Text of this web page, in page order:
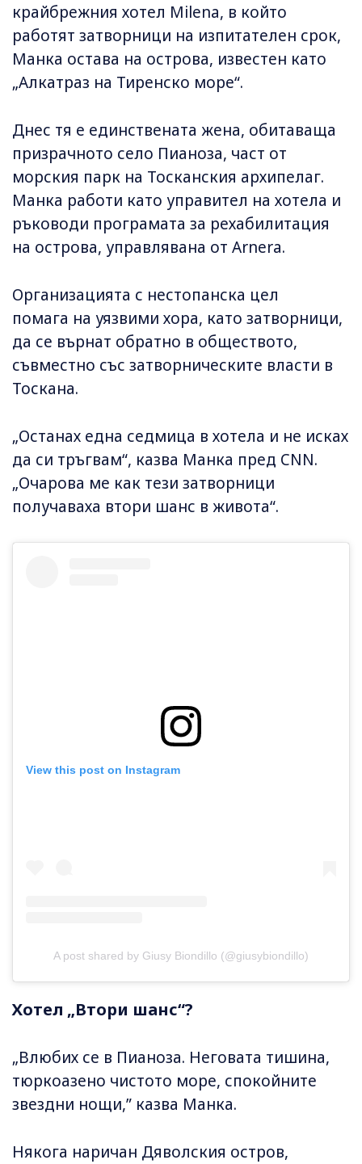
крайбрежния хотел Milena, в който
работят затворници на изпитателен срок,
Манка остава на острова, известен като
„Алкатраз на Тиренско море“.
Днес тя е единствената жена, обитаваща
призрачното село Пианоза, част от
морския парк на Тосканския архипелаг.
Манка работи като управител на хотела и
ръководи програмата за рехабилитация
на острова, управлявана от Arnera.
Организацията с нестопанска цел
помага на уязвими хора, като затворници,
да се върнат обратно в обществото,
съвместно със затворническите власти в
Тоскана.
„Останах една седмица в хотела и не исках
да си тръгвам“, казва Манка пред CNN.
„Очарова ме как тези затворници
получаваха втори шанс в живота“.
View this post on Instagram
A post shared by Giusy Biondillo (@giusybiondillo)
Хотел „Втори шанс“?
„Влюбих се в Пианоза. Неговата тишина,
тюркоазено чистото море, спокойните
звездни нощи,” казва Манка.
Някога наричан Дяволския остров,